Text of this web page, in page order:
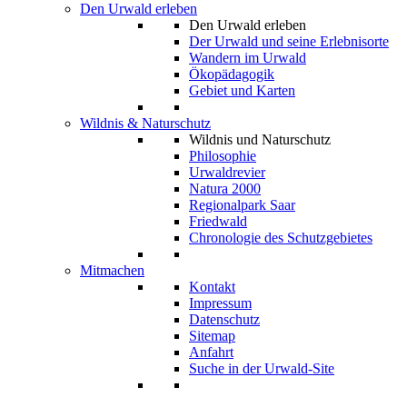
Den Urwald erleben
Den Urwald erleben
Der Urwald und seine Erlebnisorte
Wandern im Urwald
Ökopädagogik
Gebiet und Karten
Wildnis & Naturschutz
Wildnis und Naturschutz
Philosophie
Urwaldrevier
Natura 2000
Regionalpark Saar
Friedwald
Chronologie des Schutzgebietes
Mitmachen
Kontakt
Impressum
Datenschutz
Sitemap
Anfahrt
Suche in der Urwald-Site